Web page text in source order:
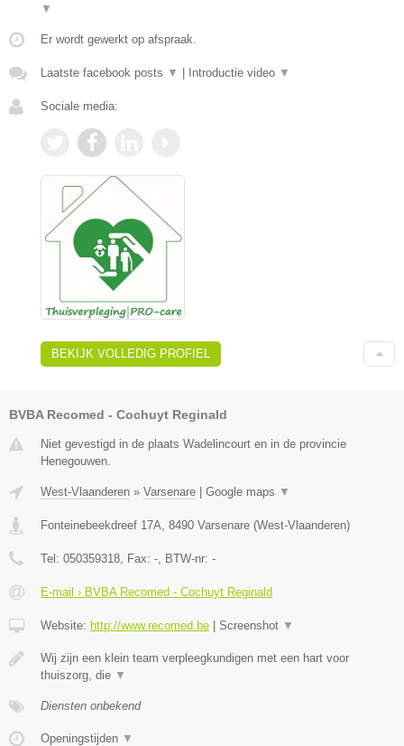
▼
Er wordt gewerkt op afspraak.
Laatste facebook posts ▼ | Introductie video ▼
Sociale media:
BEKIJK VOLLEDIG PROFIEL
BVBA Recomed - Cochuyt Reginald
Niet gevestigd in de plaats Wadelincourt en in de provincie
Henegouwen.
West-Vlaanderen » Varsenare | Google maps ▼
Fonteinebeekdreef 17A 8490 Varsenare (West-Vlaanderen)
Tel: 050359318 , Fax: - , BTW-nr: -
E-mail › BVBA Recomed - Cochuyt Reginald
Website: http://www.recomed.be | Screenshot ▼
Wij zijn een klein team verpleegkundigen met een hart voor
thuiszorg, die ▼
Diensten onbekend
Openingstijden ▼